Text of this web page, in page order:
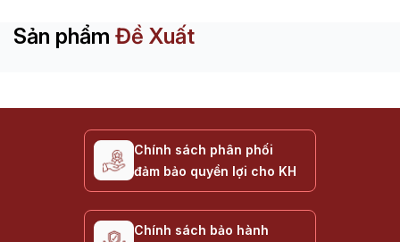
Sản phẩm Đề Xuất
Chính sách phân phối
đảm bảo quyền lợi cho KH
Chính sách bảo hành